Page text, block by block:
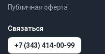
Публичная оферта
Связаться
+7 (343) 414-00-99